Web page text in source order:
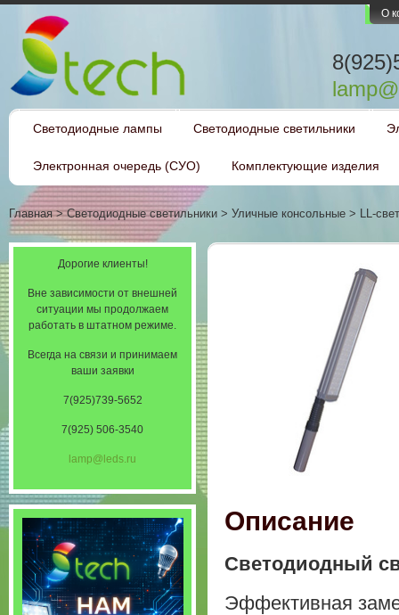
О
Светодиодные лампы Светодиодные светильники
Электронная очередь (СУО) Комплектующие изделия
Главная>Светодиодные светильники > Уличные консольные > LL-
Описание
Светодиодный
Эффективная
Дорогие клиенты!
Вне зависимости от внешней
ситуации мы продолжаем
работать в штатном режиме.
Всегда на связи и принимаем
ваши заявки
7(925)739-5652
7(925) 506-3540
lamp@leds.ru